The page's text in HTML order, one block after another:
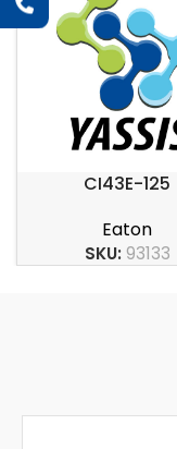
CI43E-125
Eaton
SKU: 93133